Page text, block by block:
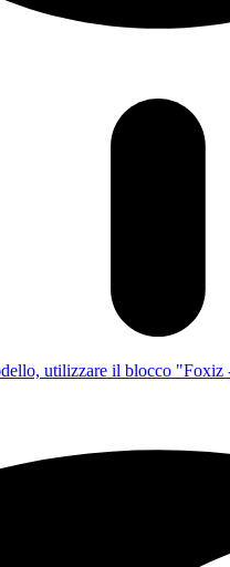
utilizzare il blocco